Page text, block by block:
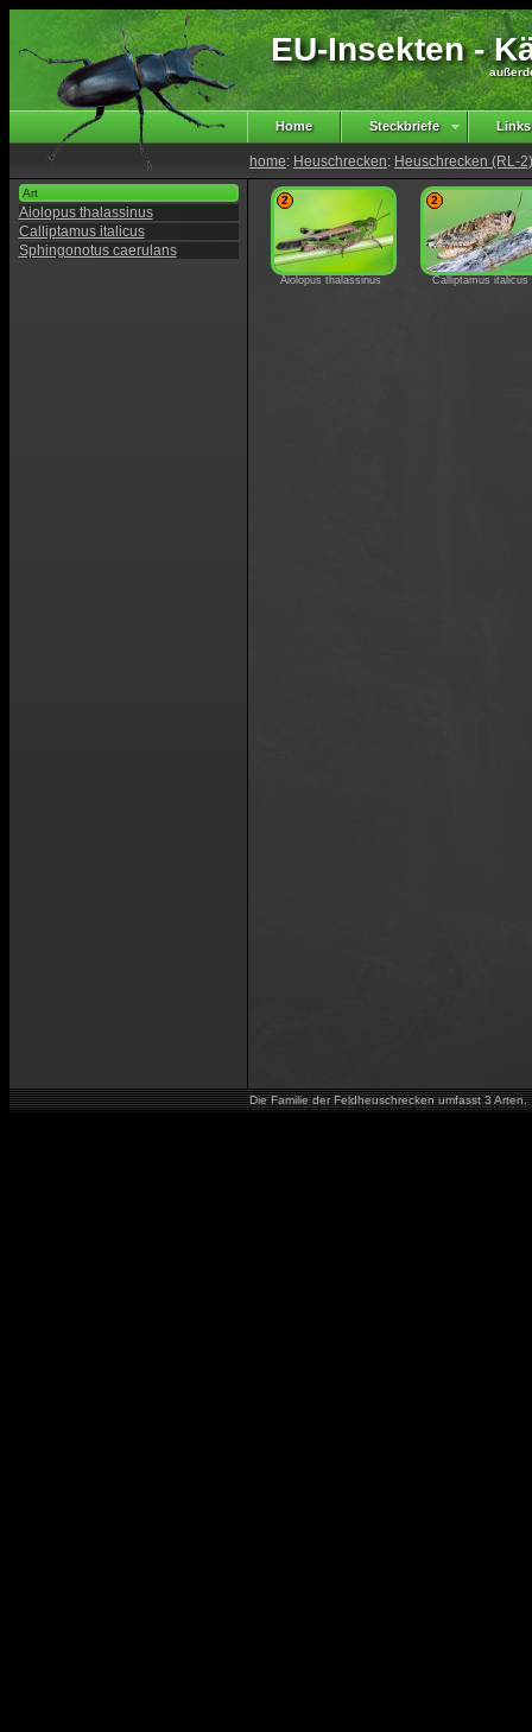
EU-Insekten -
Home Steckbriefe Links
home: Heuschrecken: Heuschrecken (RL-2)
Art
Aiolopus thalassinus
Calliptamus italicus
Sphingonotus caerulans
2
Aiolopus thalassinus
2
Calliptamus italicus
Die Familie der Feldheuschrecken umfasst 3 Arten.